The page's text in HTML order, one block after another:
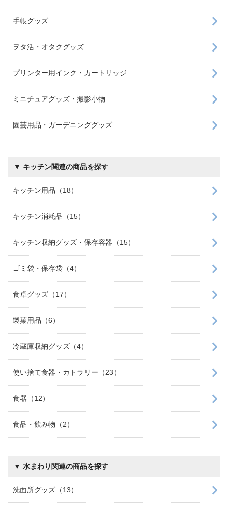
手帳グッズ
ヲタ活・オタクグッズ
プリンター用インク・カートリッジ
ミニチュアグッズ・撮影小物
園芸用品・ガーデニンググッズ
▼ キッチン関連の商品を探す
キッチン用品（18）
キッチン消耗品（15）
キッチン収納グッズ・保存容器（15）
ゴミ袋・保存袋（4）
食卓グッズ（17）
製菓用品（6）
冷蔵庫収納グッズ（4）
使い捨て食器・カトラリー（23）
食器（12）
食品・飲み物（2）
▼ 水まわり関連の商品を探す
洗面所グッズ（13）